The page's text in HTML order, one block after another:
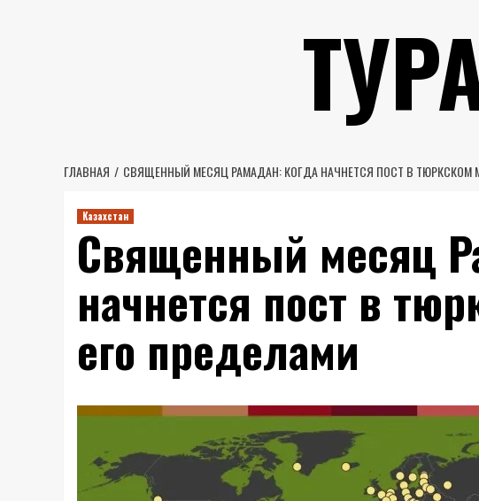
ГЛАВНАЯ СВЯЩЕННЫЙ МЕСЯЦ РАМАДАН: КОГДА НАЧНЕТСЯ ПОСТ В ТЮРКСКОМ
Казахстан
Священный месяц
начнется пост в
его пределами